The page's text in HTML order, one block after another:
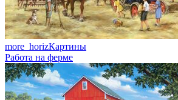
more_horizКартины
Работа на ферме